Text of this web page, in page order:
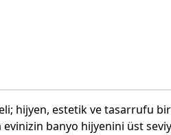
hijyen, estetik ve tasarrufu
banyo hijyenini üst